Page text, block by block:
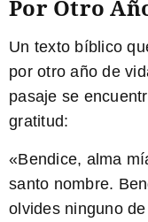
Por Otro
Un texto bíblico
por otro año de
pasaje se
gratitud:
«Bendice, alma
santo nombre.
olvides ninguno